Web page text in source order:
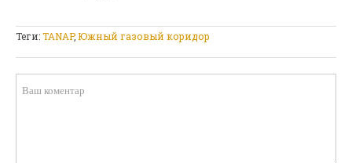
Теги:TANAP,Южный газовый коридор